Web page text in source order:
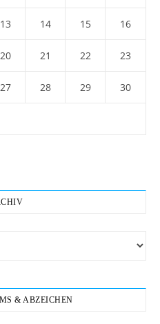
13 14 15 16
20 21 22 23
27 28 29 30
& ABZEICHEN